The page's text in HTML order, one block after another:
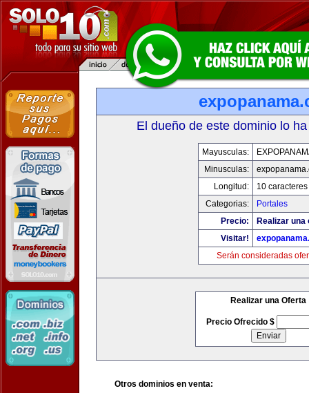
El dueño de este dominio lo
Mayusculas:
Minusculas:
Longitud:
10 caracteres
Categorias:
Portales
Precio:
Realizar una
Visitar!
Serán consideradas
Realizar una Oferta
Precio Ofrecido $
Otros dominios en venta: